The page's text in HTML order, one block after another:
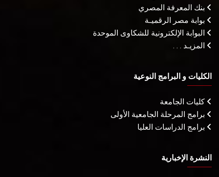
بنك المعرفة المصري
بوابة مصر الرقميـة
البوابة الإلكترونية للشكاوى الموحدة
المزيـد . . .
الكليات و البرامج النوعية
كليات الجامعة
برامج المرحلة الجامعية الأولى
برامج الدراسات العليا
النشرة الإخبارية